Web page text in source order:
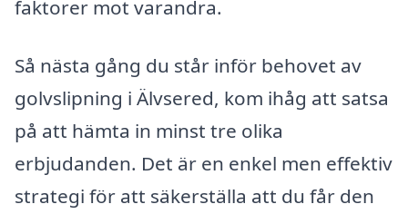
faktorer mot varandra.
Så nästa gång du står inför behovet av
golvslipning i Älvsered, kom ihåg att satsa
på att hämta in minst tre olika
erbjudanden. Det är en enkel men effektiv
strategi för att säkerställa att du får den